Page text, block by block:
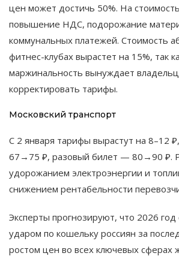
цен может достичь 50%. На
повышение НДС, подорожание
коммунальных платежей. Стоимость
фитнес-клубах вырастет на 15%, так
маржинальность вынуждает
корректировать тарифы.
Московский транспорт
С 2 января тарифы вырастут на 8–12
67→75 ₽, разовый билет — 80→90 ₽.
удорожанием электроэнергии и
снижением рентабельности
Эксперты прогнозируют, что 2026
ударом по кошельку россиян за
ростом цен во всех ключевых